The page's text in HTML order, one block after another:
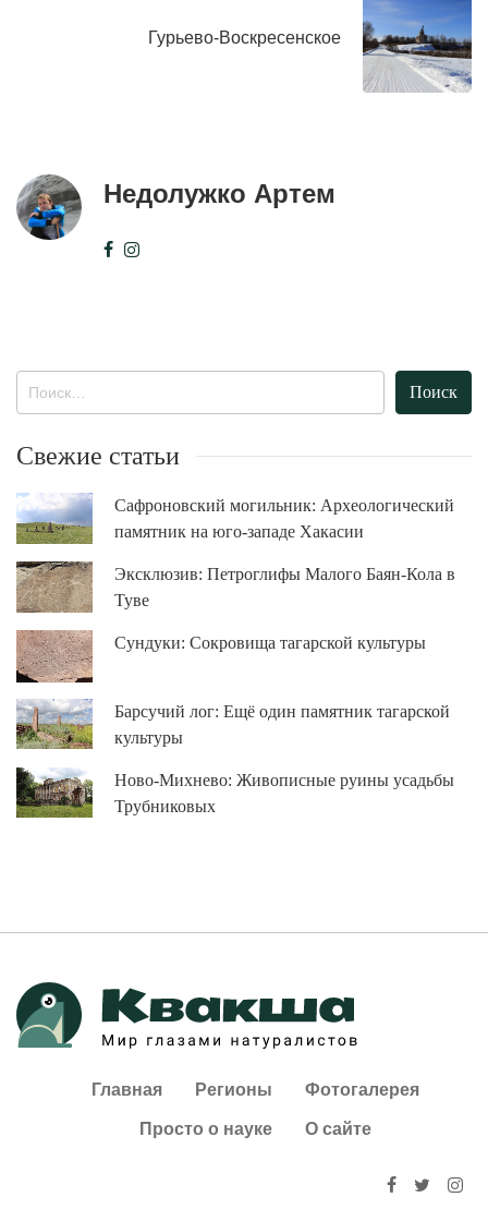
Гурьево-Воскресенское
Недолужко Артем
Свежие статьи
Сафроновский могильник: Археологический
памятник на юго-западе Хакасии
Эксклюзив: Петроглифы Малого Баян-Кола в
Туве
Сундуки: Сокровища тагарской культуры
Барсучий лог: Ещё один памятник тагарской
культуры
Ново-Михнево: Живописные руины усадьбы
Трубниковых
Главная Регионы Фотогалерея
Просто о науке О сайте